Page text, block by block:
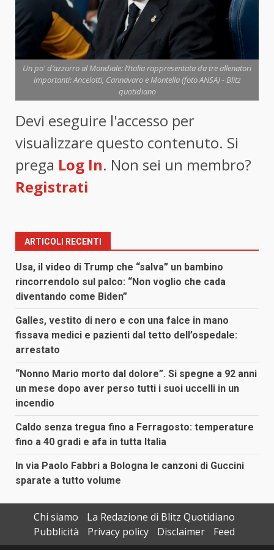
Un po' d’azzurro al Mondiale: l’Italia rappresentata da tre allenatori
importanti: Ancelotti, Cannavaro e Montella (foto ANSA) - Blitz
quotidiano
Devi eseguire l'accesso per
visualizzare questo contenuto. Si
prega Log In. Non sei un membro?
Registrati
ARTICOLI RECENTI
Usa, il video di Trump che “salva” un bambino
rincorrendolo sul palco: “Non voglio che cada
diventando come Biden”
Galles, vestito di nero e con una falce in mano
fissava medici e pazienti dal tetto dell’ospedale:
arrestato
“Nonno Mario morto dal dolore”. Si spegne a 92 anni
un mese dopo aver perso tutti i suoi uccelli in un
incendio
Caldo senza tregua fino a Ferragosto: temperature
fino a 40 gradi e afa in tutta Italia
In via Paolo Fabbri a Bologna le canzoni di Guccini
sparate a tutto volume
Chi siamo
La Redazione di Blitz Quotidiano
Pubblicità
Privacy policy Disclaimer Feed